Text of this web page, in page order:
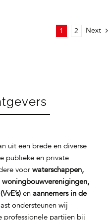
1 2 Next
uit een brede en diverse
publieke en private
voor waterschappen,
en aannemers in de
ondersteunen wij
professionele partijen bij